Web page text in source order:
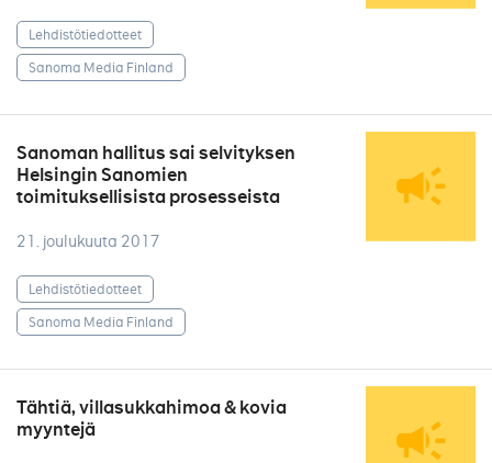
Lehdistötiedotteet
Sanoma Media Finland
Sanoman hallitus sai selvityksen
Helsingin Sanomien
toimituksellisista prosesseista
21. joulukuuta 2017
Lehdistötiedotteet
Sanoma Media Finland
Tähtiä, villasukkahimoa & kovia
myyntejä